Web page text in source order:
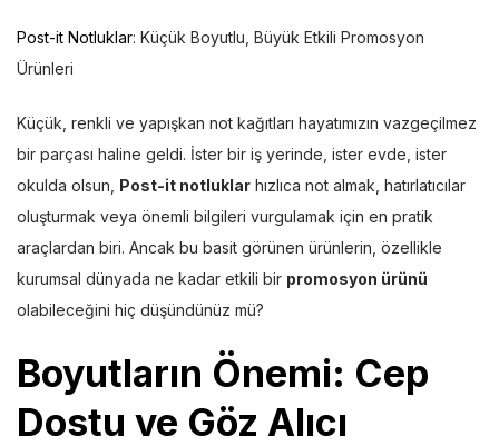
Post-it Notluklar: Küçük Boyutlu, Büyük Etkili Promosyon
Ürünleri
Küçük, renkli ve yapışkan not kağıtları hayatımızın vazgeçilmez
bir parçası haline geldi. İster bir iş yerinde, ister evde, ister
okulda olsun, Post-it notluklar hızlıca not almak, hatırlatıcılar
oluşturmak veya önemli bilgileri vurgulamak için en pratik
araçlardan biri. Ancak bu basit görünen ürünlerin, özellikle
kurumsal dünyada ne kadar etkili bir promosyon ürünü
olabileceğini hiç düşündünüz mü?
Boyutların Önemi: Cep
Dostu ve Göz Alıcı